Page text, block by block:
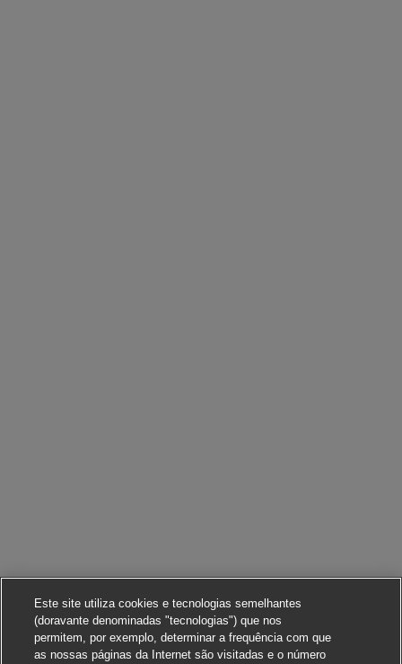
Este site utiliza cookies e tecnologias semelhantes
(doravante denominadas "tecnologias") que nos
permitem, por exemplo, determinar a frequência com que
as nossas páginas da Internet são visitadas e o número